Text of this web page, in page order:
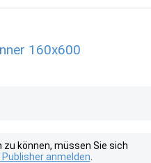
160x600
können, müssen Sie sich
Publisher anmelden